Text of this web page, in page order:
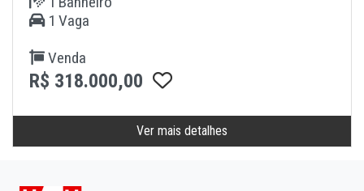
1 Vaga
Venda
R$ 318.000,00
Ver mais detalhes